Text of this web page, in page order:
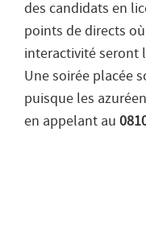
des candidats en
points de directs
interactivité seront
Une soirée placée
puisque les
en appelant au